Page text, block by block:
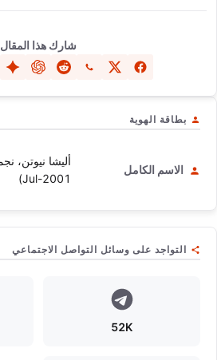
شارك هذا المقال
بطاقة الهوية
الاسم الكامل
Jul-2001)
التواجد على وسائل التواصل الاجتماعي
52K